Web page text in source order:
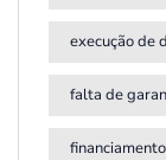
execução de
falta de
financiamento